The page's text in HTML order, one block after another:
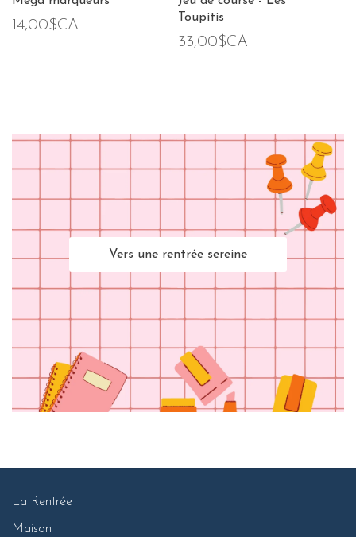
14,00$CA
Toupitis
33,00$CA
Vers une rentrée sereine
La Rentrée
Maison